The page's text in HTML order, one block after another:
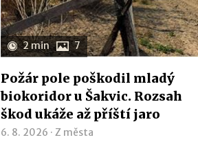
2 min 7
Požár pole poškodil mladý
biokoridor u Šakvic. Rozsah
škod ukáže až příští jaro
6. 8. 2026 · Z města